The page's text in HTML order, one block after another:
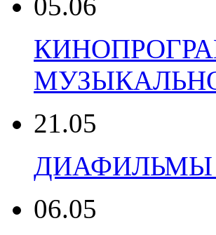
21.05
06.05